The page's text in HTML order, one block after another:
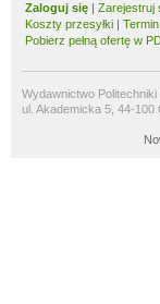
Zaloguj się | Zarejestruj
Koszty przesyłki |
Pobierz pełną ofertę w
Wydawnictwo Politechniki
ul. Akademicka 5, 44-100